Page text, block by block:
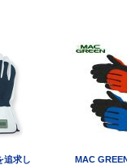
追求し
MAC